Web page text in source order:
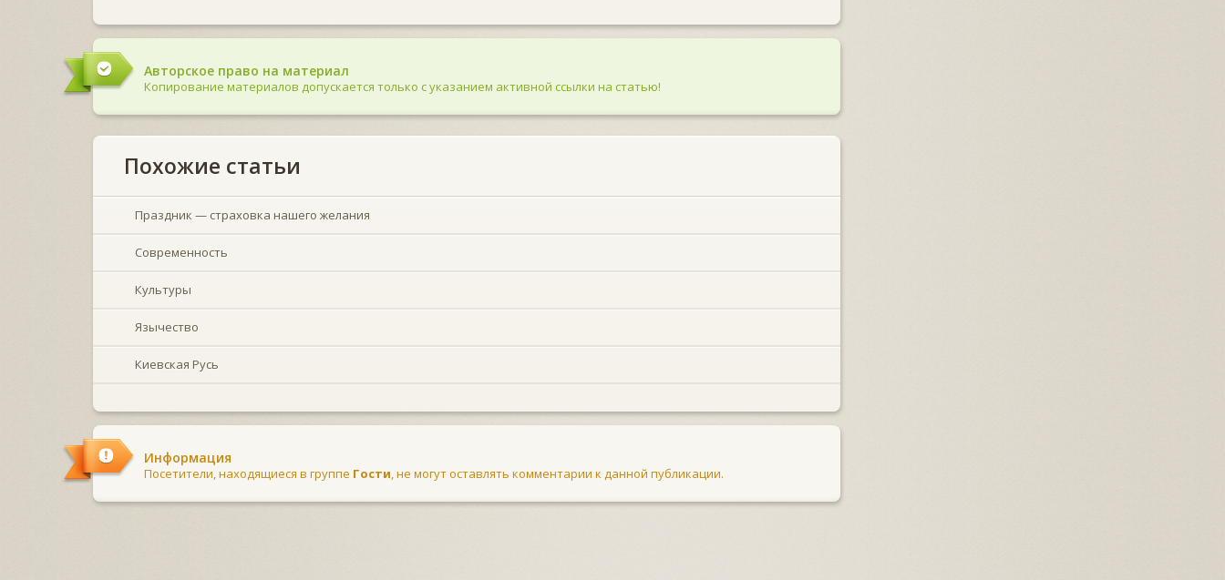
Авторское право на материал
Копирование материалов допускается только с указанием активной ссылки на статью!
Похожие статьи
Праздник — страховка нашего желания
Современность
Культуры
Язычество
Киевская Русь
Информация
Посетители, находящиеся в группе Гости, не могут оставлять комментарии к данной публикации.